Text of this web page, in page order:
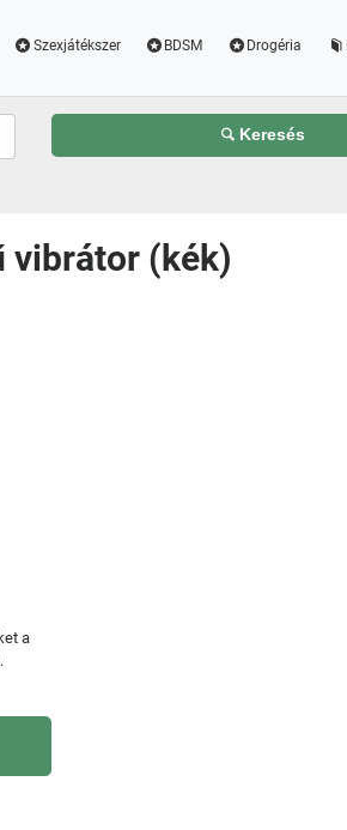
Szexjátékszer BDSM Drogéria
Keresés
vibrátor (kék)
a